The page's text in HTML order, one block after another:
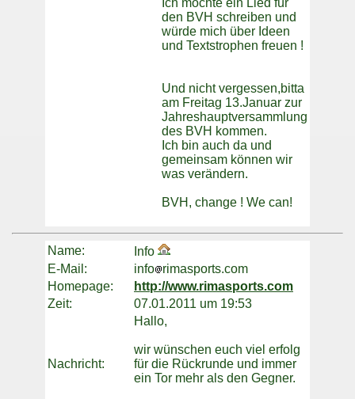
Ich möchte ein Lied für
den BVH schreiben und
würde mich über Ideen
und Textstrophen freuen !
Und nicht vergessen,bitta
am Freitag 13.Januar zur
Jahreshauptversammlung
des BVH kommen.
Ich bin auch da und
gemeinsam können wir
was verändern.
BVH, change ! We can!
Name:
Info
E-Mail:
info
rimasports.com
Homepage:
http://www.rimasports.com
Zeit:
07.01.2011 um 19:53
Nachricht:
Hallo,
wir wünschen euch viel erfolg
für die Rückrunde und immer
ein Tor mehr als den Gegner.